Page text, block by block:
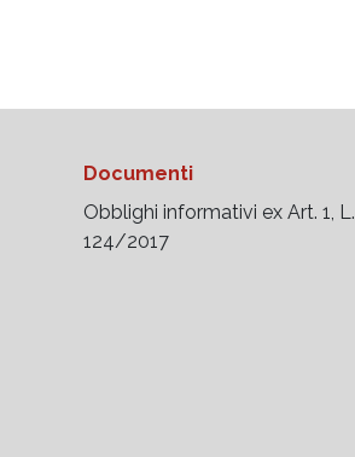
Documenti
Obblighi informativi ex Art. 1, L.
124/2017